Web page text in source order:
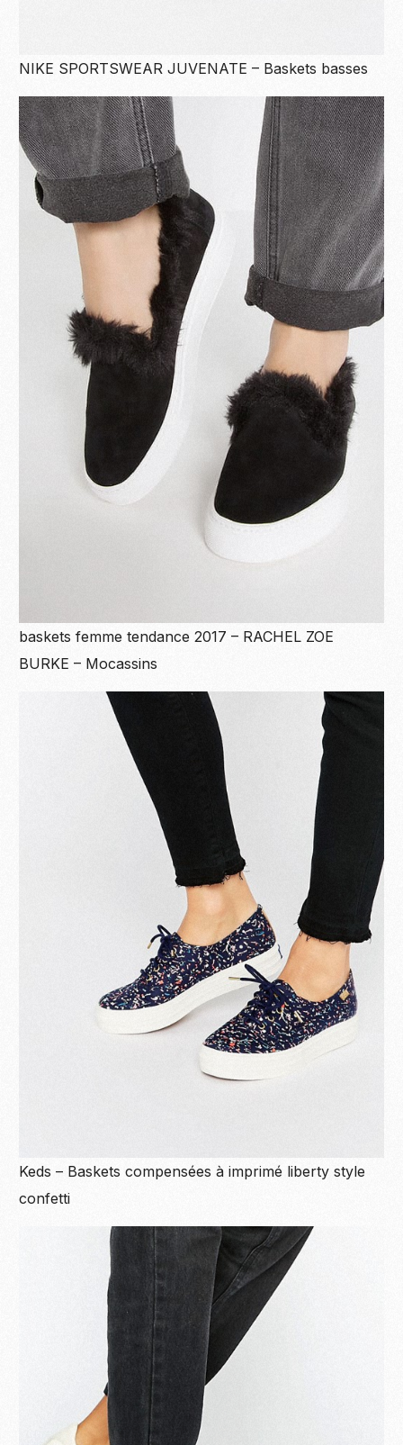
NIKE SPORTSWEAR JUVENATE – Baskets basses
baskets femme tendance 2017 – RACHEL ZOE
BURKE – Mocassins
Keds – Baskets compensées à imprimé liberty style
confetti